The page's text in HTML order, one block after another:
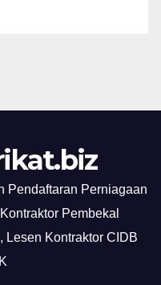
Pendaftaran Perniagaan
Pembekal
Lesen Kontraktor CIDB